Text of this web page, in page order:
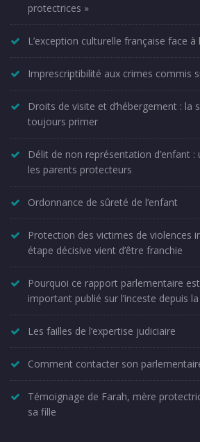
protectrices »
L’exception culturelle française face
Imprescriptibilité aux crimes commis
Droits de visite et d’hébergement : la
toujours primer
Délit de non représentation d’enfant
les parents protecteurs
Ordonnance de sûreté de l’enfant
Protection des victimes de violences
étape décisive vient d’être franchie
Pourquoi ce rapport parlementaire
important publié sur l’inceste depuis la
Les failles de l’expertise judiciaire
Comment contacter son
Témoignage de Farah, mère
sa fille